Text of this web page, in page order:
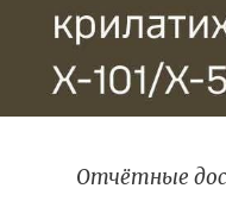
Отчётные